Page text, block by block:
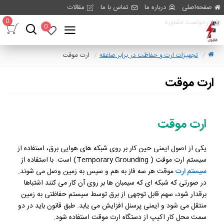
صفحه‌اصلی درباره ما تماس با ما
مقالات
درخواست مشاوره
0
0
تجهیزات ارت و حفاظت در برابر صاعقه ارت موقت
ارت موقت
ارت موقت
یکی از اصول ایمنی حین کار بر روی شبکه های هوایی برق، استفاده از
سیستم ارت موقت ( Temporary Grounding) است. با استفاده از
سیستم ارتموقت هر سه فاز به هم و سپس به زمین وصل می شوند.
در صورتی که شبکه ای که سیمبان ها بر روی آن کار می کنند اشتباها
برقدار شود، سهم قابل توجهی از برق توسط سیستم حفاظتی به زمین
منتقل می شود و ایمنی پرسنل افزایش می یابد. طبق قانون باید در دو
سمت محل کار اکیپ از دستگاه ارت موقت استفاده شود.